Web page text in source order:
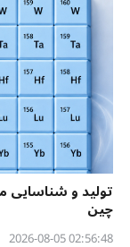
تولید و
چین
02:56:48 2026-08-05